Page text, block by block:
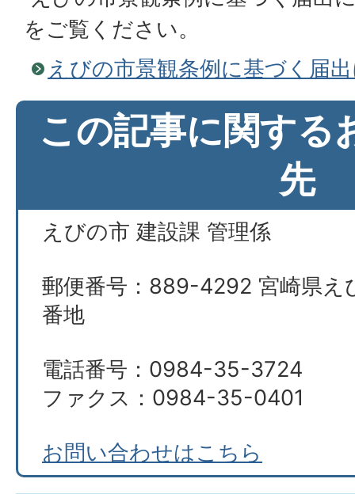
をご覧ください。
えびの市景観条例に基づく届
この記事に関する
先
えびの市 建設課 管理係
郵便番号：889-4292 宮崎県え
番地
電話番号：0984-35-3724
ファクス：0984-35-0401
お問い合わせはこちら